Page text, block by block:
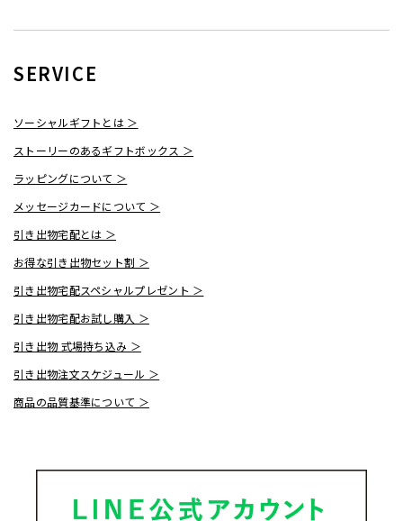
SERVICE
ソーシャルギフトとは ＞
ストーリーのあるギフトボックス ＞
ラッピングについて ＞
メッセージカードについて ＞
引き出物宅配とは ＞
お得な引き出物セット割 ＞
引き出物宅配スペシャルプレゼント ＞
引き出物宅配お試し購入 ＞
引き出物 式場持ち込み ＞
引き出物注文スケジュール ＞
商品の品質基準について ＞